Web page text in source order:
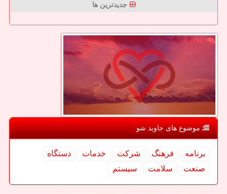
جدیدترین ها
موضوع های جاوید شو
برنامه فرهنگ شركت خدمات
دستگاه
صنعت
سلامت سیستم